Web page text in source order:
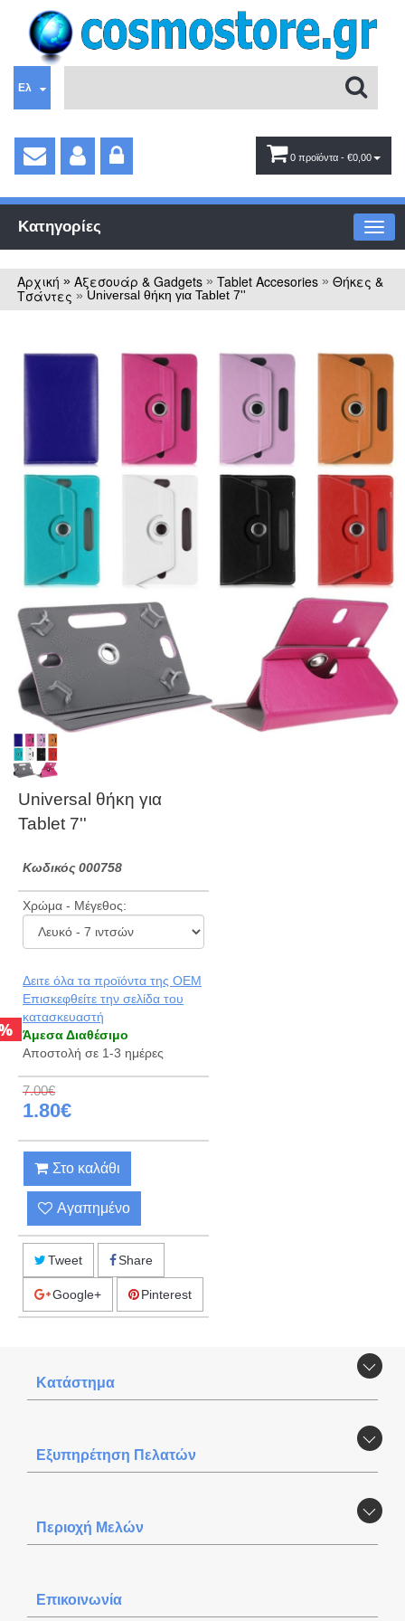
Ελ
0 προϊόντα - €0,00
Κατηγορίες
Αρχική » Αξεσουάρ & Gadgets » Tablet Accesories » Θήκες &
Τσάντες » Universal θήκη για Tablet 7''
Universal θήκη για
Tablet 7''
Kωδικός 000758
Χρώμα - Μέγεθος:
Δειτε όλα τα προϊόντα της OEM
Eπισκεφθείτε την σελίδα του
κατασκευαστή
Άμεσα Διαθέσιμο
Αποστολή σε 1-3 ημέρες
7.00€
1.80€
Στο καλάθι
Αγαπημένο
Tweet Share
Google+ Pinterest
Κατάστημα
Εξυπηρέτηση Πελατών
Περιοχή Mελών
Επικοινωνία